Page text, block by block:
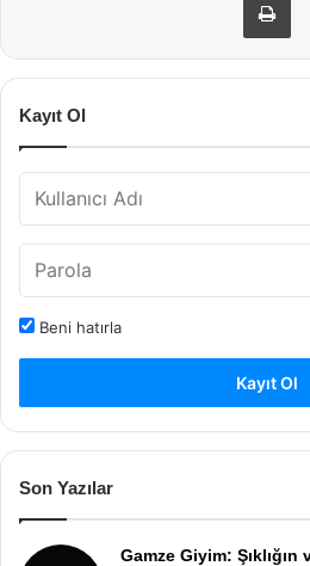
Kayıt Ol
Beni hatırla
Kayıt Ol
Son Yazılar
Gamze Giyim: Şıklığın